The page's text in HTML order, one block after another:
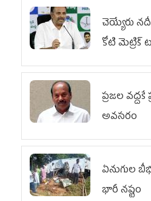
చెయ్యేరు
కోటి మెట్రిక్
రవాణా
ప్రజల
అవసరం
ఏనుగుల
భారీ నష్టం